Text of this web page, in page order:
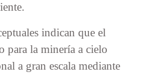
indican que el
para la minería a cielo
a gran escala mediante